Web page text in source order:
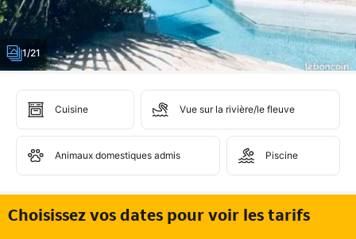
1/21
Cuisine Vue sur la rivière/le fleuve
Animaux domestiques admis Piscine
Choisissez vos dates pour voir les tarifs